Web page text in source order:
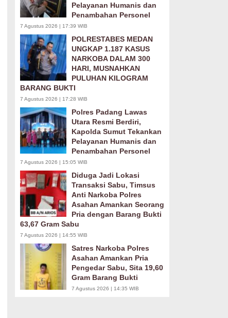
Pelayanan Humanis dan
Penambahan Personel
7 Agustus 2026 | 17:39 WIB
POLRESTABES MEDAN
UNGKAP 1.187 KASUS
NARKOBA DALAM 300
HARI, MUSNAHKAN
PULUHAN KILOGRAM
BARANG BUKTI
7 Agustus 2026 | 17:28 WIB
Polres Padang Lawas
Utara Resmi Berdiri,
Kapolda Sumut Tekankan
Pelayanan Humanis dan
Penambahan Personel
7 Agustus 2026 | 15:05 WIB
Diduga Jadi Lokasi
Transaksi Sabu, Timsus
Anti Narkoba Polres
Asahan Amankan Seorang
Pria dengan Barang Bukti
63,67 Gram Sabu
7 Agustus 2026 | 14:55 WIB
Satres Narkoba Polres
Asahan Amankan Pria
Pengedar Sabu, Sita 19,60
Gram Barang Bukti
7 Agustus 2026 | 14:35 WIB